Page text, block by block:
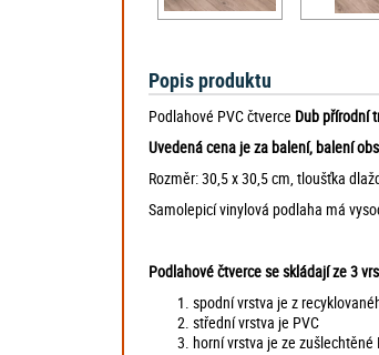
Popis produktu
Podlahové PVC čtverce Dub přírodní
Uvedená cena je za balení, balení
Rozměr: 30,5 x 30,5 cm, tloušťka
Samolepicí vinylová podlaha má
Podlahové čtverce se skládají ze 3
spodní vrstva je z
střední vrstva je PVC
horní vrstva je ze zušlechtěné